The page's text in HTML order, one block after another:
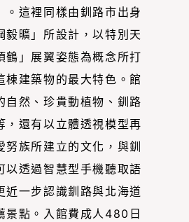
。這裡同樣由釧路市出身
毅曠」所設計，以特別天
鶴」展翼姿態為概念所打
棟建築物的最大特色。館
自然、珍貴動植物、釧路
，還有以立體透視模型再
努族所建立的文化，與釧
以透過智慧型手機聽取語
近一步認識釧路與北海道
景點。入館費成人480日